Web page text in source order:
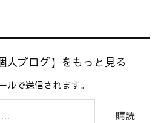
人ブログ】をもっと見る
ルで送信されます。
購読